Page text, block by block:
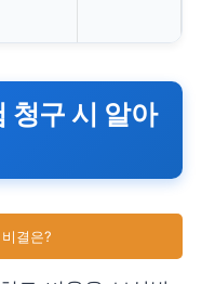
청구 시 알아
결은?